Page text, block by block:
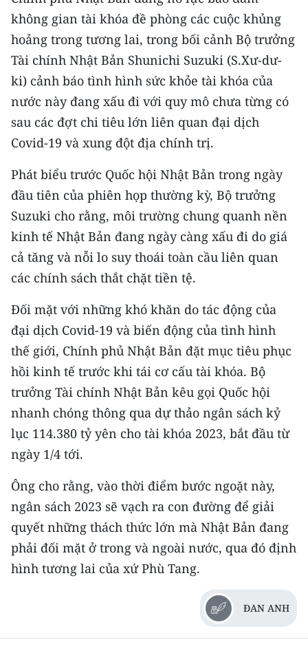
ENGLISH
中文
FRANÇAIS
РУССКИЙ
ESPAÑOL
한국어
không gian tài khóa đề phòng các cuộc khủng
hoảng trong tương lai, trong bối cảnh Bộ trưởng
Tài chính Nhật Bản Shunichi Suzuki (S.Xư-dư-
ki) cảnh báo tình hình sức khỏe tài khóa của
nước này đang xấu đi với quy mô chưa từng có
sau các đợt chi tiêu lớn liên quan đại dịch
Covid-19 và xung đột địa chính trị.
Phát biểu trước Quốc hội Nhật Bản trong ngày
đầu tiên của phiên họp thường kỳ, Bộ trưởng
Suzuki cho rằng, môi trường chung quanh nền
kinh tế Nhật Bản đang ngày càng xấu đi do giá
cả tăng và nỗi lo suy thoái toàn cầu liên quan
các chính sách thắt chặt tiền tệ.
Đối mặt với những khó khăn do tác động của
đại dịch Covid-19 và biến động của tình hình
thế giới, Chính phủ Nhật Bản đặt mục tiêu phục
hồi kinh tế trước khi tái cơ cấu tài khóa. Bộ
trưởng Tài chính Nhật Bản kêu gọi Quốc hội
nhanh chóng thông qua dự thảo ngân sách kỷ
lục 114.380 tỷ yên cho tài khóa 2023, bắt đầu từ
ngày 1/4 tới.
Ông cho rằng, vào thời điểm bước ngoặt này,
ngân sách 2023 sẽ vạch ra con đường để giải
quyết những thách thức lớn mà Nhật Bản đang
phải đối mặt ở trong và ngoài nước, qua đó định
hình tương lai của xứ Phù Tang.
ĐAN ANH